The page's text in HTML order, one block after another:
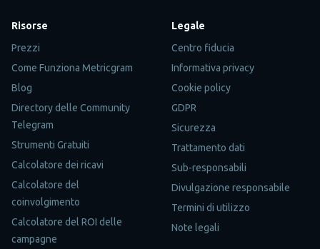
Risorse
Prezzi
Come Funziona Metricgram
Blog
Directory delle Community
Telegram
Strumenti Gratuiti
Calcolatore dei ricavi
Calcolatore del
coinvolgimento
Calcolatore del ROI delle
campagne
Legale
Centro fiducia
Informativa privacy
Cookie policy
GDPR
Sicurezza
Trattamento dati
Sub-responsabili
Divulgazione responsabile
Termini di utilizzo
Note legali